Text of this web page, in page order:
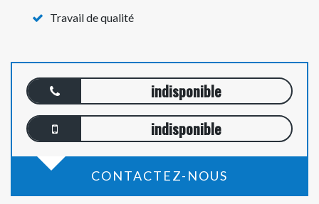
Travail de qualité
indisponible
indisponible
CONTACTEZ-NOUS